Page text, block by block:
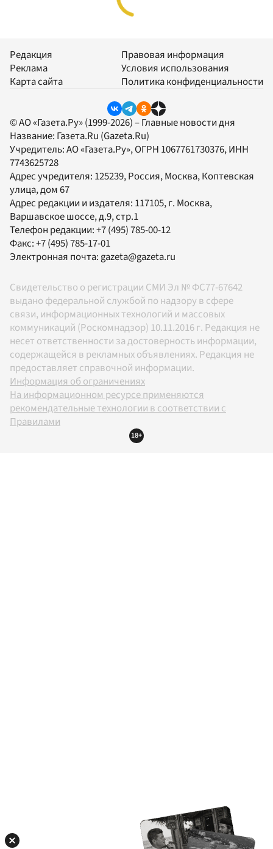
Редакция
Реклама
Карта сайта
Правовая информация
Условия использования
Политика конфиденциальности
© АО «Газета.Ру» (1999-2026) – Главные новости дня
Название: Газета.Ru (Gazeta.Ru)
Учредитель:АО «Газета.Ру», ОГРН 1067761730376, ИНН
7743625728
Адрес учредителя: 125239, Россия, Москва, Коптевская
улица, дом 67
Адрес редакции и издателя: 117105, г. Москва,
Варшавское шоссе, д.9, стр.1
Телефон редакции:+7 (495) 785-00-12
Факс:+7 (495) 785-17-01
Электронная почта: gazeta@gazeta.ru
Свидетельство о регистрации СМИ Эл № ФС77-67642
выдано федеральной службой по надзору в сфере
связи, информационных технологий и массовых
коммуникаций (Роскомнадзор) 10.11.2016 г. Редакция не
несет ответственности за достоверность информации,
содержащейся в рекламных объявлениях. Редакция не
предоставляет справочной информации.
Информация об ограничениях
На информационном ресурсе применяются
рекомендательные технологии в соответствии с
Правилами
18+